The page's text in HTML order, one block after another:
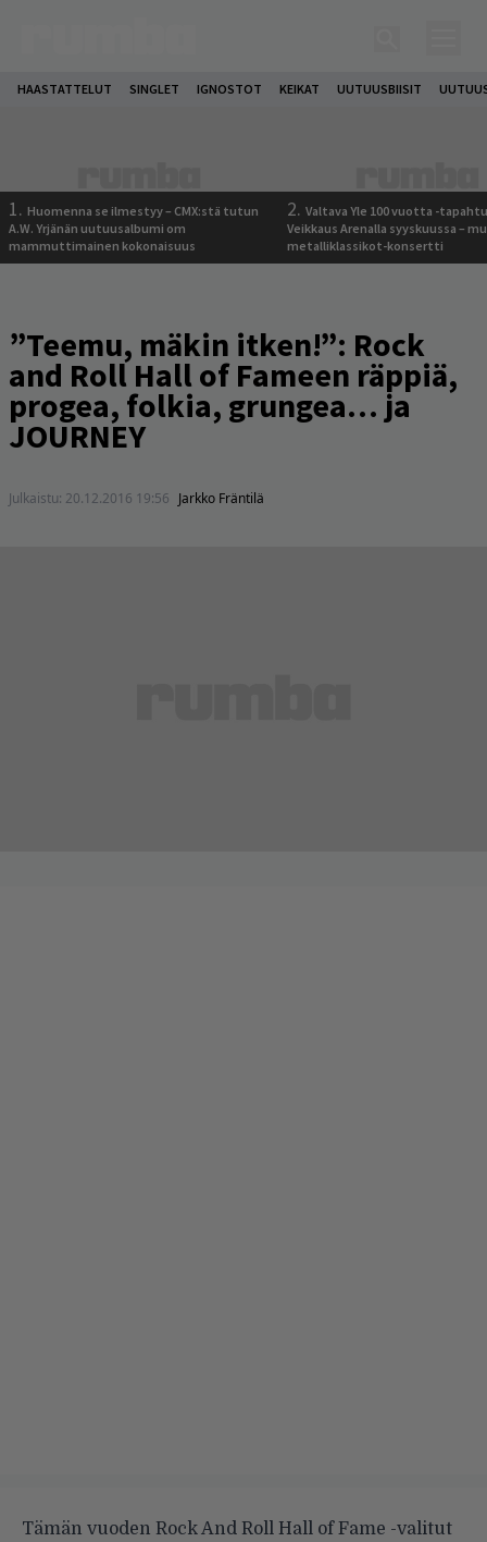
HAASTATTELUT SINGLET IGNOSTOT KEIKAT UUTUUSBIISIT
1. Huomenna se ilmestyy – CMX:stä tutun
A.W. Yrjänän uutuusalbumi om
mammuttimainen kokonaisuus
2. Valtava Yle 100 vuotta -
Veikkaus Arenalla syyskuussa –
metalliklassikot-konsertti
”Teemu, mäkin itken!”: Rock
and Roll Hall of Fameen räppiä,
progea, folkia, grungea… ja
JOURNEY
Julkaistu: 20.12.2016 19:56 Jarkko Fräntilä
Tämän vuoden Rock And Roll Hall of Fame -valitut